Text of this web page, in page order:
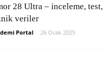
28 Ultra – inceleme, test,
veriler
Portal - 26 Ocak 2025